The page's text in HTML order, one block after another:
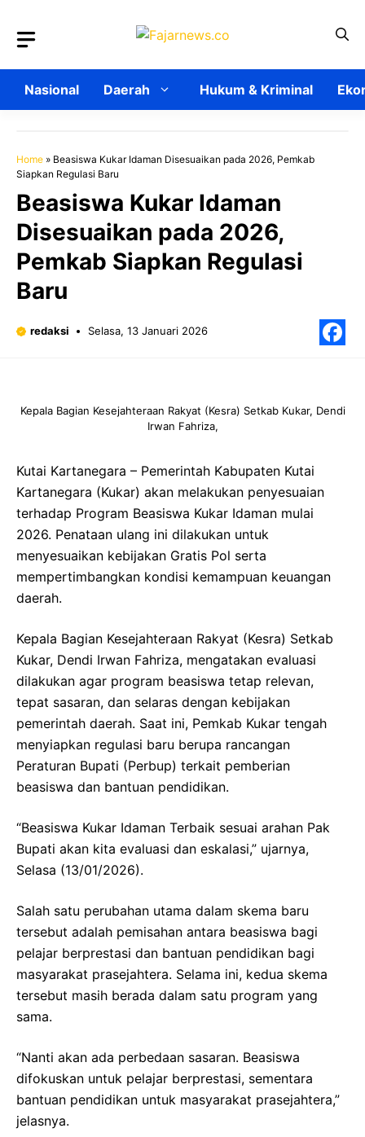
Nasional Daerah Hukum & Kriminal
Home » Beasiswa Kukar Idaman Disesuaikan pada 2026, Pemkab
Siapkan Regulasi Baru
Beasiswa Kukar Idaman
Disesuaikan pada 2026,
Pemkab Siapkan Regulasi
Baru
redaksi Selasa, 13 Januari 2026
Kepala Bagian Kesejahteraan Rakyat (Kesra) Setkab Kukar, Dendi
Irwan Fahriza,
Kutai Kartanegara – Pemerintah Kabupaten Kutai
Kartanegara (Kukar) akan melakukan penyesuaian
terhadap Program Beasiswa Kukar Idaman mulai
2026. Penataan ulang ini dilakukan untuk
menyesuaikan kebijakan Gratis Pol serta
mempertimbangkan kondisi kemampuan keuangan
daerah.
Kepala Bagian Kesejahteraan Rakyat (Kesra) Setkab
Kukar, Dendi Irwan Fahriza, mengatakan evaluasi
dilakukan agar program beasiswa tetap relevan,
tepat sasaran, dan selaras dengan kebijakan
pemerintah daerah. Saat ini, Pemkab Kukar tengah
menyiapkan regulasi baru berupa rancangan
Peraturan Bupati (Perbup) terkait pemberian
beasiswa dan bantuan pendidikan.
“Beasiswa Kukar Idaman Terbaik sesuai arahan Pak
Bupati akan kita evaluasi dan eskalasi,” ujarnya,
Selasa (13/01/2026).
Salah satu perubahan utama dalam skema baru
tersebut adalah pemisahan antara beasiswa bagi
pelajar berprestasi dan bantuan pendidikan bagi
masyarakat prasejahtera. Selama ini, kedua skema
tersebut masih berada dalam satu program yang
sama.
“Nanti akan ada perbedaan sasaran. Beasiswa
difokuskan untuk pelajar berprestasi, sementara
bantuan pendidikan untuk masyarakat prasejahtera,”
jelasnya.